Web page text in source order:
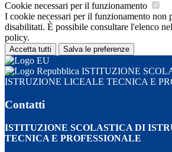
Cookie necessari per il funzionamento
I cookie necessari per il funzionamento non
disabilitati. È possibile consultare l'elenco
policy.
Accetta tutti Salva le preferenze
ISTITUZIONE
ISTRUZIONE LICEALE TECNICA E
Contatti
ISTITUZIONE SCOLASTICA DI
TECNICA E PROFESSIONALE